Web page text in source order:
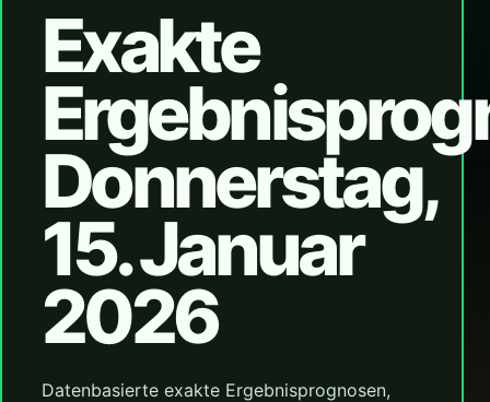
Exakte
Donnerstag,
15. Januar
2026
Datenbasierte exakte Ergebnisprognosen,